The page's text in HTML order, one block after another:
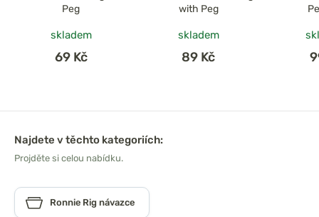
Peg
skladem
69 Kč
with Peg
skladem
89 Kč
Najdete v těchto kategoriích:
Projděte si celou nabídku.
Ronnie Rig návazce